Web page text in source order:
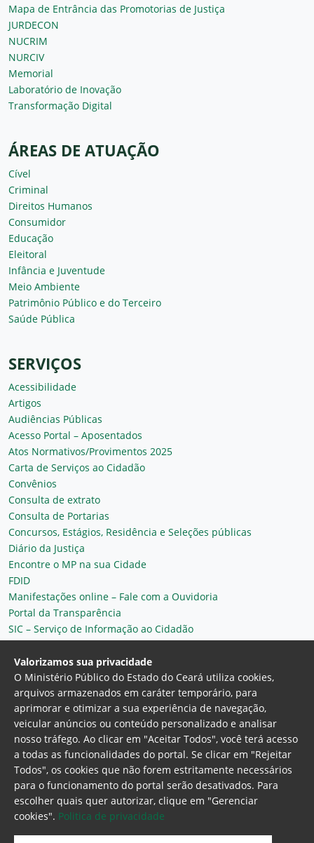
Mapa de Entrância das Promotorias de Justiça
JURDECON
NUCRIM
NURCIV
Memorial
Laboratório de Inovação
Transformação Digital
ÁREAS DE ATUAÇÃO
Cível
Criminal
Direitos Humanos
Consumidor
Educação
Eleitoral
Infância e Juventude
Meio Ambiente
Patrimônio Público e do Terceiro
Saúde Pública
SERVIÇOS
Acessibilidade
Artigos
Audiências Públicas
Acesso Portal – Aposentados
Atos Normativos/Provimentos 2025
Carta de Serviços ao Cidadão
Convênios
Consulta de extrato
Consulta de Portarias
Concursos, Estágios, Residência e Seleções públicas
Diário da Justiça
Encontre o MP na sua Cidade
FDID
Manifestações online – Fale com a Ouvidoria
Portal da Transparência
SIC – Serviço de Informação ao Cidadão
Plantão MP do Ceará
Secretaria Geral
Ministério Público do Estado do Ceará
Procuradoria Geral de Justiça Av. Gen. Afonso
Albuquerque Lima, 130 - Cambeba - CEP:
60.822-325 - Fortaleza, Ceará. Brasil
Valorizamos sua privacidade
O Ministério Público do Estado do Ceará utiliza cookies,
arquivos armazenados em caráter temporário, para
aprimorar e otimizar a sua experiência de navegação,
veicular anúncios ou conteúdo personalizado e analisar
nosso tráfego. Ao clicar em "Aceitar Todos", você terá acesso
a todas as funcionalidades do portal. Se clicar em "Rejeitar
Todos", os cookies que não forem estritamente necessários
para o funcionamento do portal serão desativados. Para
escolher quais quer autorizar, clique em "Gerenciar
cookies". Politica de privacidade